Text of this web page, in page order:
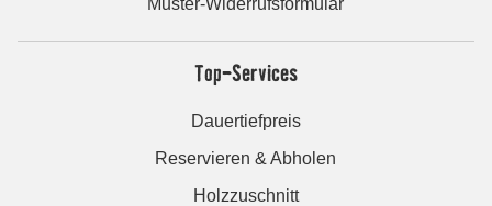
Muster-Widerrufsformular
Top-Services
Dauertiefpreis
Reservieren & Abholen
Holzzuschnitt